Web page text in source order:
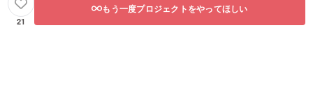
21
もう一度プロジェクトをやってほしい